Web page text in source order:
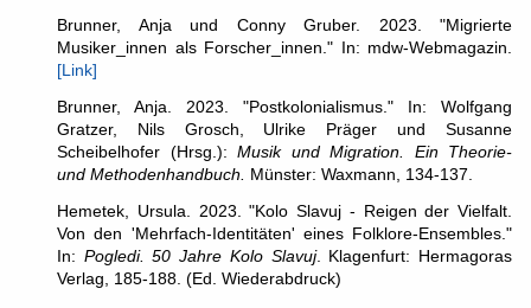
Brunner, Anja und Conny Gruber. 2023. "Migrierte
Musiker_innen als Forscher_innen." In: mdw-Webmagazin.
[Link]
Brunner, Anja. 2023. "Postkolonialismus." In: Wolfgang
Gratzer, Nils Grosch, Ulrike Präger und Susanne
Scheibelhofer (Hrsg.): Musik und Migration. Ein Theorie-
und Methodenhandbuch. Münster: Waxmann, 134-137.
Hemetek, Ursula. 2023. "Kolo Slavuj - Reigen der Vielfalt.
Von den 'Mehrfach-Identitäten' eines Folklore-Ensembles."
In: Pogledi. 50 Jahre Kolo Slavuj. Klagenfurt: Hermagoras
Verlag, 185-188. (Ed. Wiederabdruck)